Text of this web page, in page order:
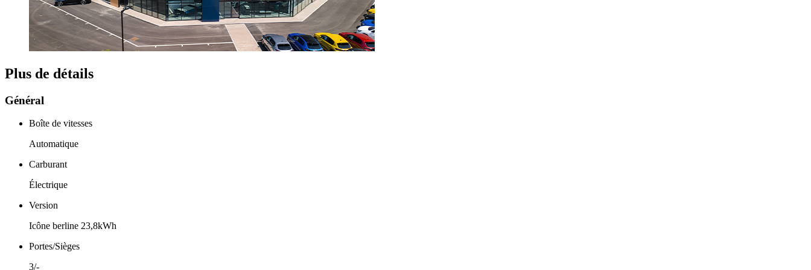
Plus de détails
Général
Boîte de vitesses
Automatique
Carburant
Électrique
Version
Icône berline 23,8kWh
Portes/Sièges
3/-